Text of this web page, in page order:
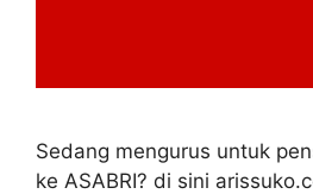
Sedang mengurus untuk
ke ASABRI? di sini